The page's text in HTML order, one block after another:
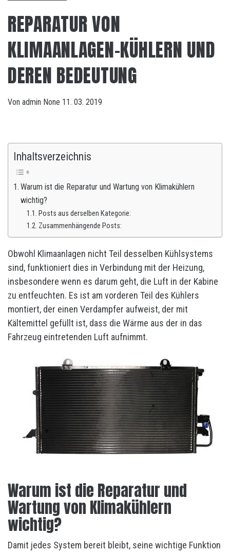
REPARATUR VON
KLIMAANLAGEN-KÜHLERN UND
DEREN BEDEUTUNG
Von admin None 11. 03. 2019
Inhaltsverzeichnis
Warum ist die Reparatur und Wartung von Klimakühlern
wichtig?
Posts aus derselben Kategorie:
Zusammenhängende Posts:
Obwohl Klimaanlagen nicht Teil desselben Kühlsystems
sind, funktioniert dies in Verbindung mit der Heizung,
insbesondere wenn es darum geht, die Luft in der Kabine
zu entfeuchten. Es ist am vorderen Teil des Kühlers
montiert, der einen Verdampfer aufweist, der mit
Kältemittel gefüllt ist, dass die Wärme aus der in das
Fahrzeug eintretenden Luft aufnimmt.
Warum ist die Reparatur und
Wartung von Klimakühlern
wichtig?
Damit jedes System bereit bleibt, seine wichtige Funktion